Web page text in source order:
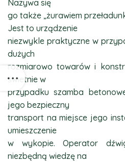
Nazywa się
go także „żurawiem
Jest to urządzenie
niezwykle praktyczne w
dużych
rozmiarowo towarów i
świetnie w
przypadku szamba
jego bezpieczny
transport na miejsce jego
umieszczenie
w wykopie. Operator
niezbędną wiedzę na